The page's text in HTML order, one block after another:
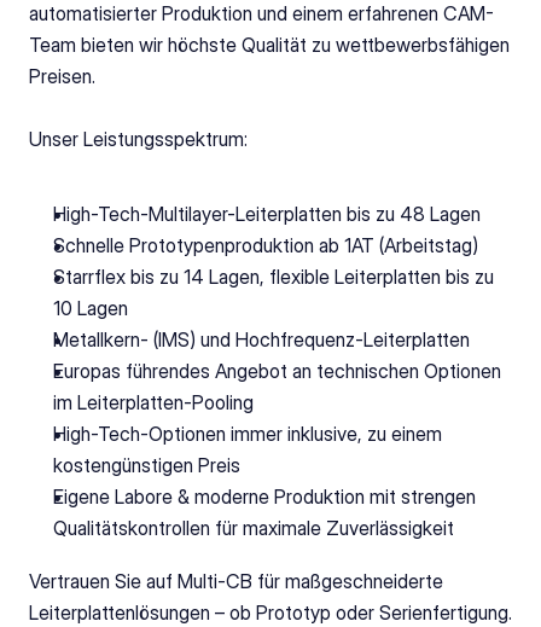
automatisierter Produktion und einem erfahrenen CAM-
Team bieten wir höchste Qualität zu wettbewerbsfähigen
Preisen.
Unser Leistungsspektrum:
High-Tech-Multilayer-Leiterplatten bis zu 48 Lagen
Schnelle Prototypenproduktion ab 1AT (Arbeitstag)
Starrflex bis zu 14 Lagen, flexible Leiterplatten bis zu
10 Lagen
Metallkern- (IMS) und Hochfrequenz-Leiterplatten
Europas führendes Angebot an technischen Optionen
im Leiterplatten-Pooling
High-Tech-Optionen immer inklusive, zu einem
kostengünstigen Preis
Eigene Labore & moderne Produktion mit strengen
Qualitätskontrollen für maximale Zuverlässigkeit
Vertrauen Sie auf Multi-CB für maßgeschneiderte
Leiterplattenlösungen – ob Prototyp oder Serienfertigung.